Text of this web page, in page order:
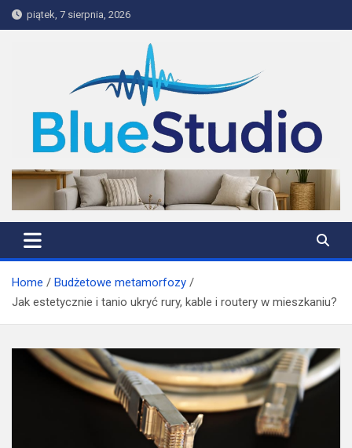
Skip
to
piątek, 7 sierpnia, 2026
BlueStudio
Home
Budżetowe metamorfozy
Jak estetycznie i tanio ukryć rury, kable i routery w mieszkaniu?